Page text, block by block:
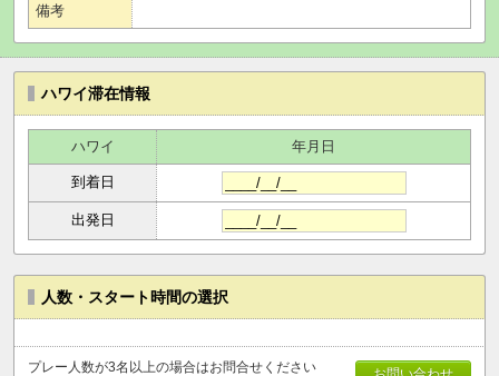
備考
ハワイ滞在情報
ハワイ 年月日
到着日
出発日
人数・スタート時間の選択
プレー人数が3名以上の場合はお問合せください